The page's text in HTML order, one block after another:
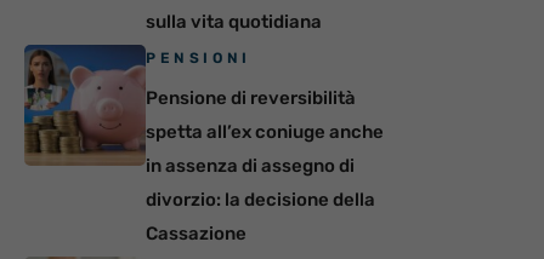
sulla vita quotidiana
PENSIONI
Pensione di reversibilità
spetta all’ex coniuge anche
in assenza di assegno di
divorzio: la decisione della
Cassazione